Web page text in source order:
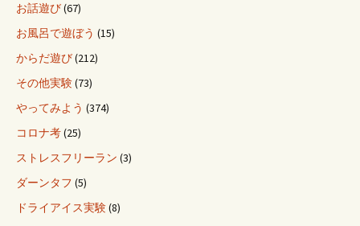
お話遊び(67)
お風呂で遊ぼう (15)
からだ遊び(212)
その他実験(73)
やってみよう (374)
コロナ考(25)
ストレスフリーラン (3)
ダーンタフ (5)
ドライアイス実験(8)